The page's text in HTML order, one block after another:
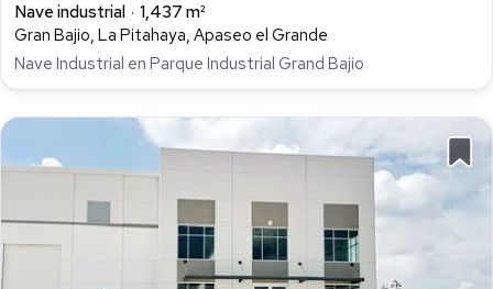
Nave industrial
1,437 m²
Gran Bajio, La Pitahaya, Apaseo el Grande
Nave Industrial en Parque Industrial Grand Bajio